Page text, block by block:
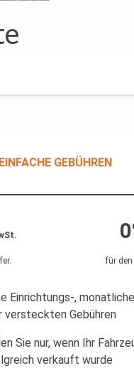
EINFACHE GEBÜHREN
. für den
Einrichtungs-,
versteckten Gebühren
Sie nur, wenn Ihr
verkauft wurde